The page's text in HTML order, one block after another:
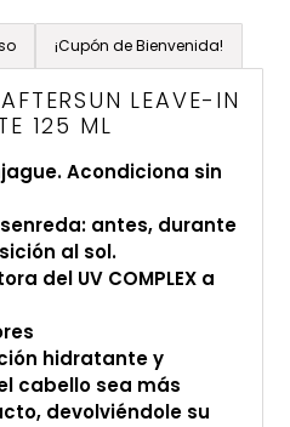
¡Cupón de Bienvenida!
LEAVE-IN
125 ML
Acondiciona sin
antes, durante
al sol.
del UV COMPLEX a
hidratante y
cabello sea más
devolviéndole su